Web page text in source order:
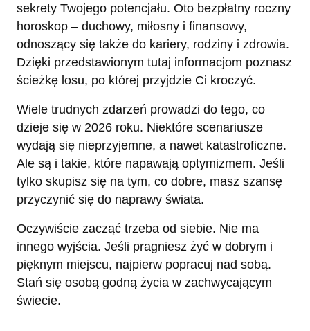
sekrety Twojego potencjału. Oto bezpłatny roczny
horoskop – duchowy, miłosny i finansowy,
odnoszący się także do kariery, rodziny i zdrowia.
Dzięki przedstawionym tutaj informacjom poznasz
ścieżkę losu, po której przyjdzie Ci kroczyć.
Wiele trudnych zdarzeń prowadzi do tego, co
dzieje się w 2026 roku. Niektóre scenariusze
wydają się nieprzyjemne, a nawet katastroficzne.
Ale są i takie, które napawają optymizmem. Jeśli
tylko skupisz się na tym, co dobre, masz szansę
przyczynić się do naprawy świata.
Oczywiście zacząć trzeba od siebie. Nie ma
innego wyjścia. Jeśli pragniesz żyć w dobrym i
pięknym miejscu, najpierw popracuj nad sobą.
Stań się osobą godną życia w zachwycającym
świecie.